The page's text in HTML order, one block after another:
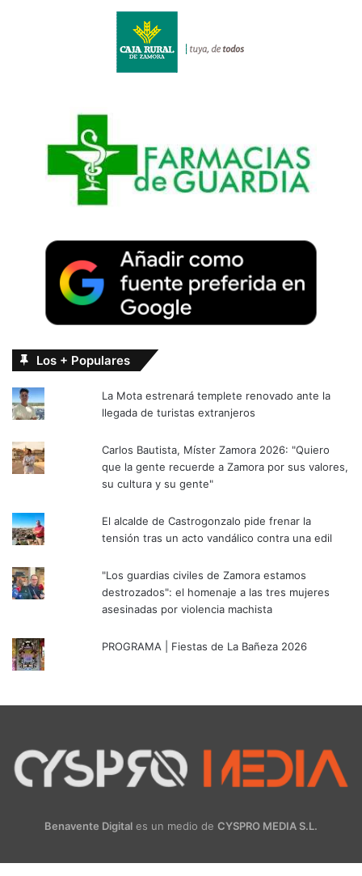
Los + Populares
La Mota estrenará templete renovado ante la
llegada de turistas extranjeros
Carlos Bautista, Míster Zamora 2026: "Quiero
que la gente recuerde a Zamora por sus valores,
su cultura y su gente"
El alcalde de Castrogonzalo pide frenar la
tensión tras un acto vandálico contra una edil
"Los guardias civiles de Zamora estamos
destrozados": el homenaje a las tres mujeres
asesinadas por violencia machista
PROGRAMA | Fiestas de La Bañeza 2026
Benavente Digital es un medio de CYSPRO MEDIA S.L.